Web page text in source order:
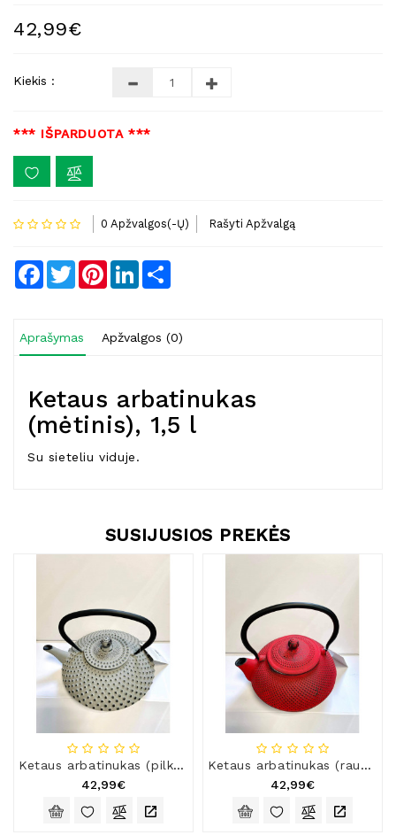
42,99€
Kiekis :
*** IŠPARDUOTA ***
0 Apžvalgos(-Ų) Rašyti Apžvalgą
Facebook
TwitterPinterestLinkedIn
Aprašymas Apžvalgos (0)
Ketaus arbatinukas
(mėtinis), 1,5 l
Su sieteliu viduje.
SUSIJUSIOS PREKĖS
Ketaus arbatinukas (pilkas), 1,25 l
42,99€
Ketaus arbatinukas (raudonas), 1,5 l
42,99€